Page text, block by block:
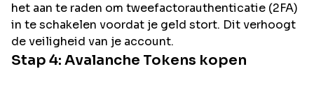
het aan te raden om tweefactorauthenticatie (2FA)
in te schakelen voordat je geld stort. Dit verhoogt
de veiligheid van je account.
Stap 4: Avalanche Tokens kopen